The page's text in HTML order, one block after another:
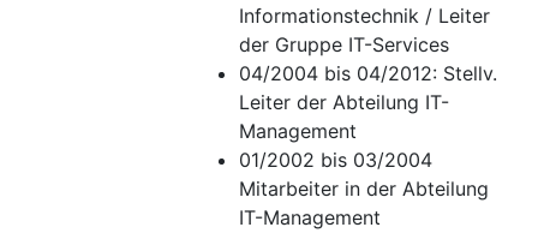
Informationstechnik / Leiter
der Gruppe IT-Services
04/2004 bis 04/2012: Stellv.
Leiter der Abteilung IT-
Management
01/2002 bis 03/2004
Mitarbeiter in der Abteilung
IT-Management